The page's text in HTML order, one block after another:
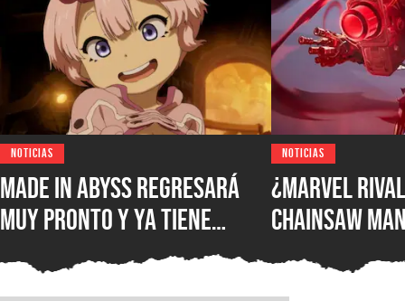
NOTICIAS
Made in Abyss regresará
muy pronto y ya tiene
ventana de estreno, la
nueva película llegará a
NOTICIAS
¿Marvel
Chainsaw
comparan a
Demonio